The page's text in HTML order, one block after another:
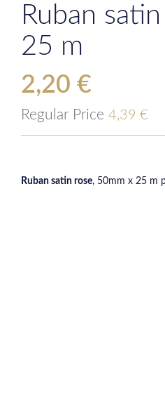
Ruban
25 m
Special
2,20 €
Regular Price 4,39 €
Ruban satin rose, 50mm x 25 m